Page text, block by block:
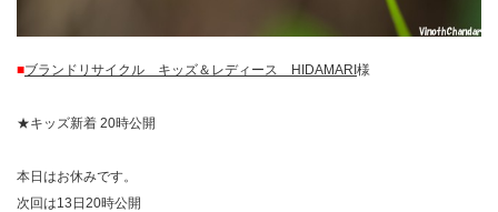
■ブランドリサイクル キッズ＆レディース HIDAMARI様
★キッズ新着 20時公開
本日はお休みです。
次回は13日20時公開